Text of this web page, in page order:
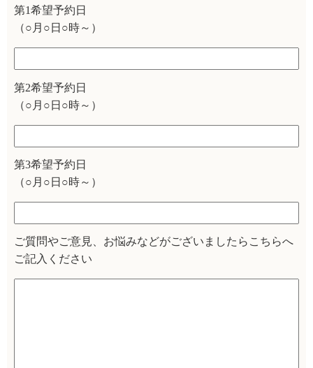
第1希望予約日
（○月○日○時～）
第2希望予約日
（○月○日○時～）
第3希望予約日
（○月○日○時～）
ご質問やご意見、お悩みなどがございましたらこちらへ
ご記入ください